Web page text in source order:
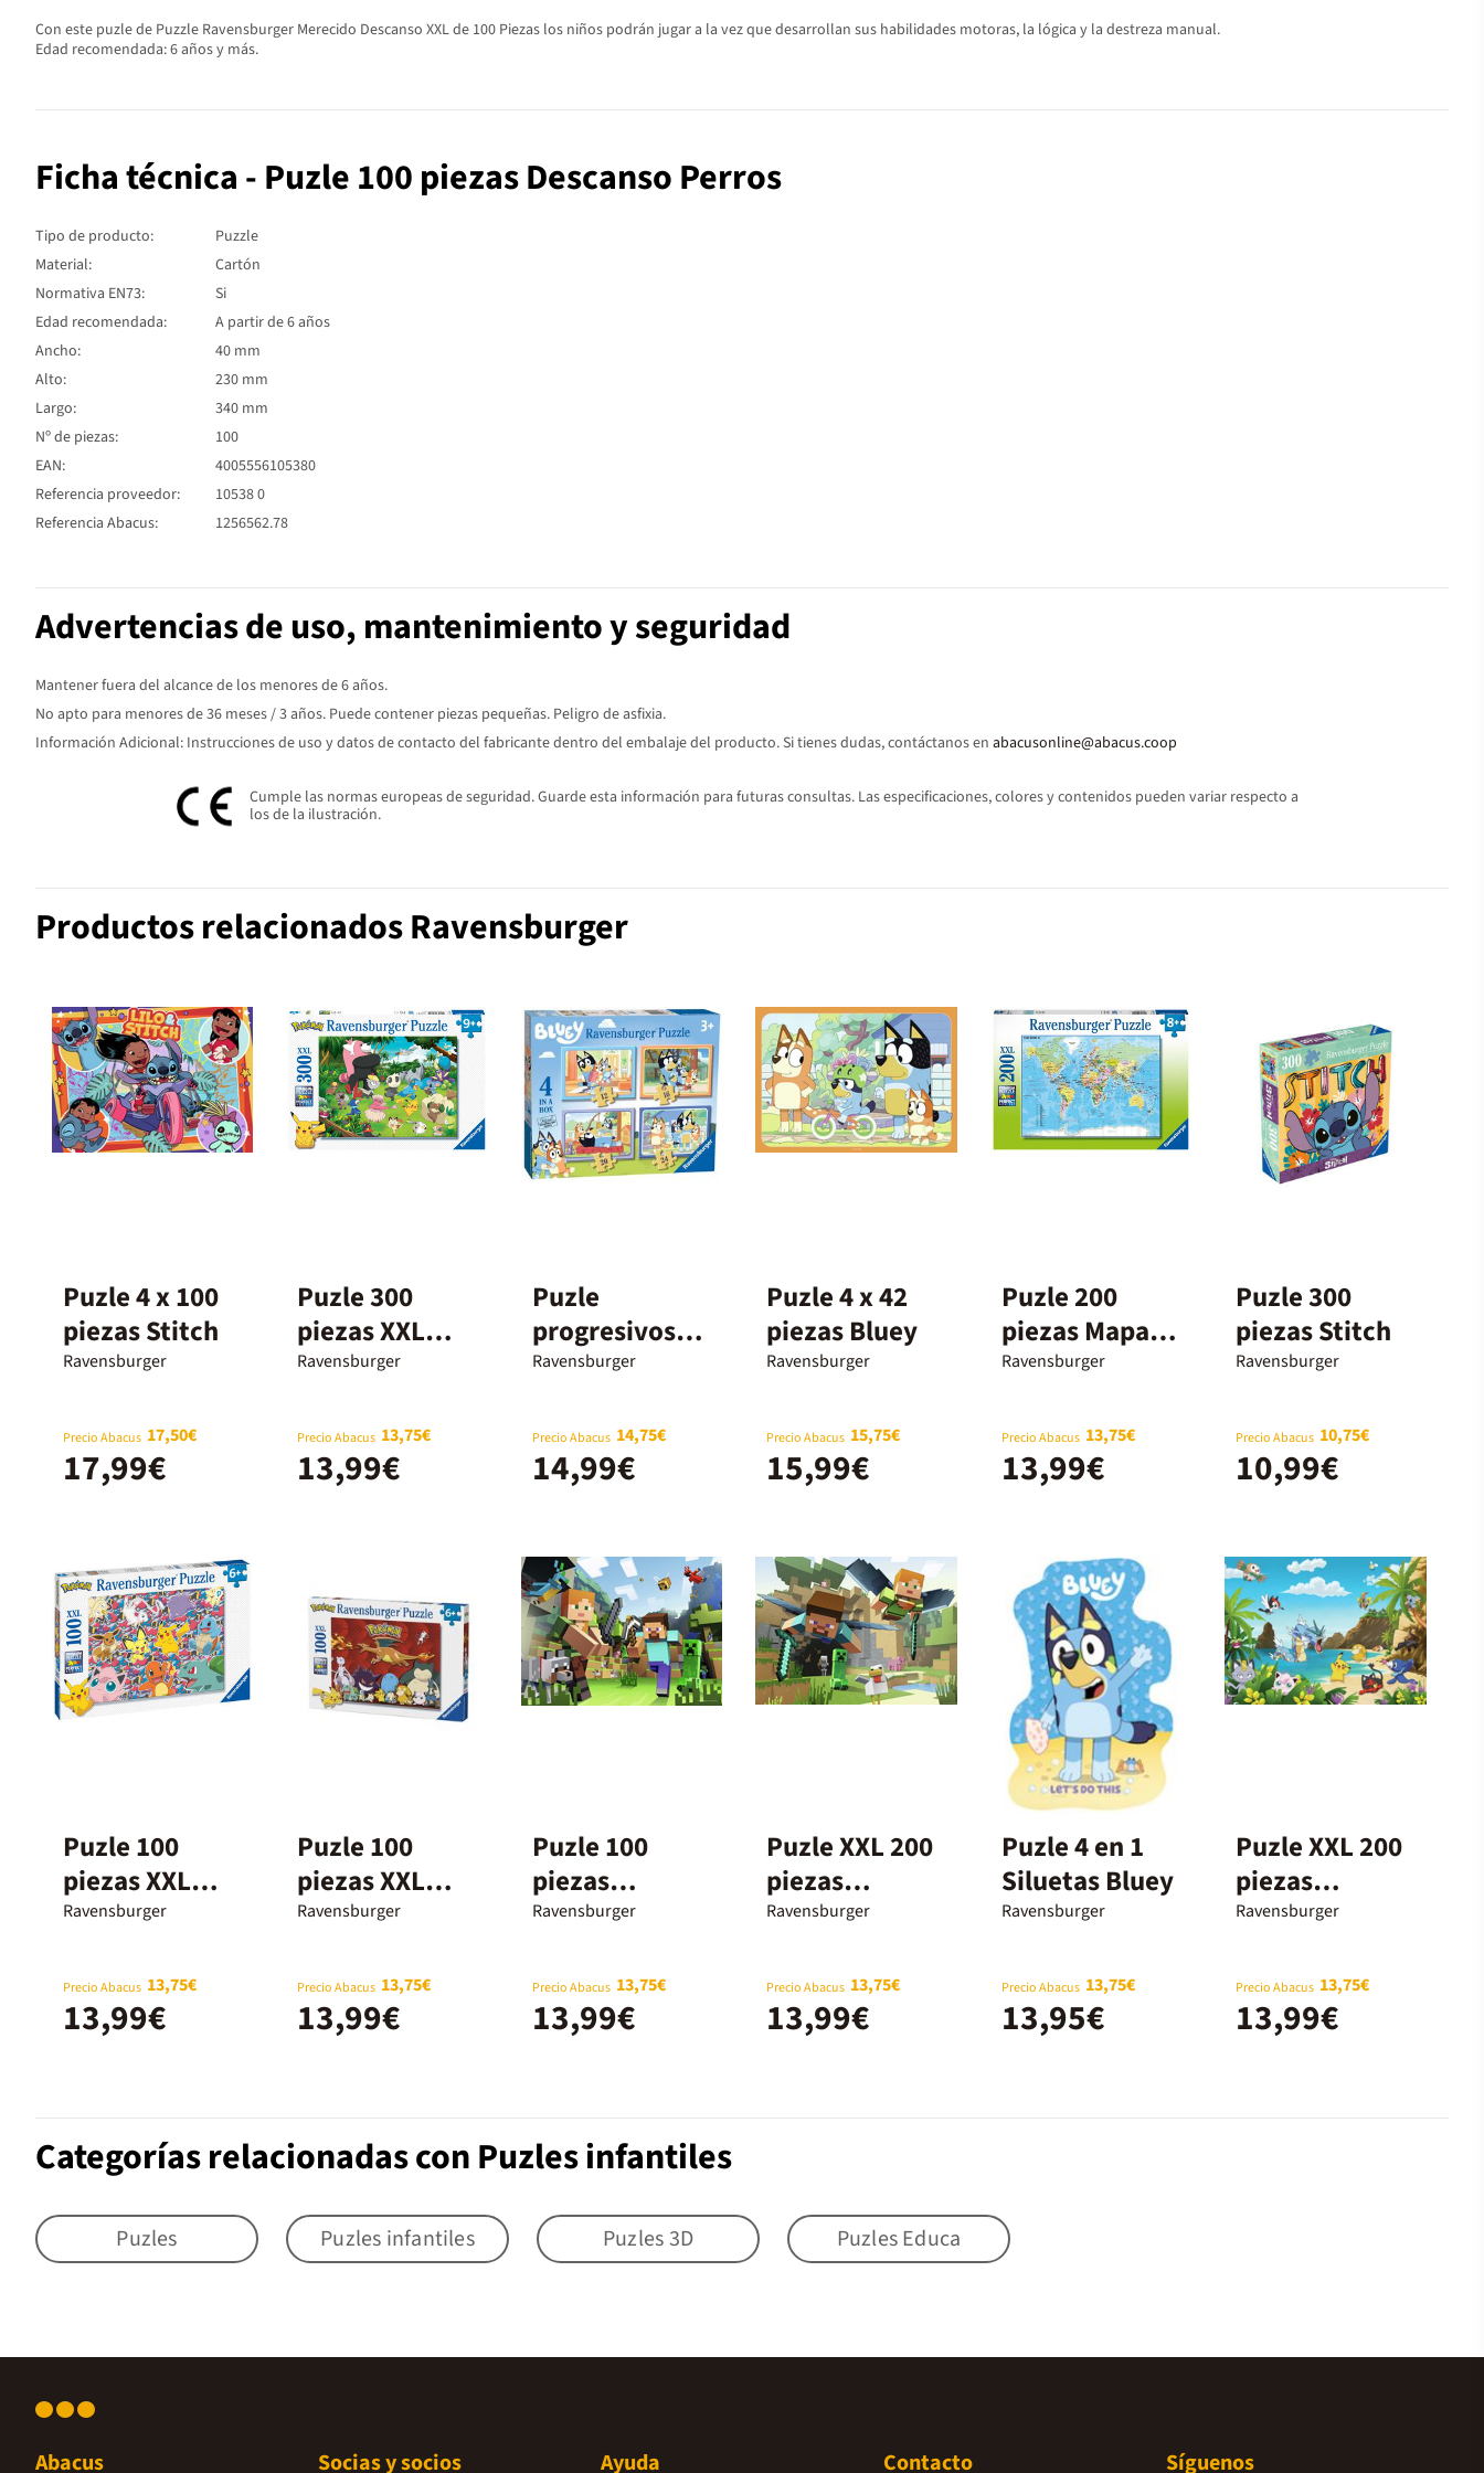
Con este puzle de Puzzle Ravensburger Merecido Descanso XXL de 100 Piezas los niños podrán jugar a la vez que desarrollan sus habilidades motoras, la lógica y la destreza manual.
Edad recomendada: 6 años y más.
Ficha técnica - Puzle 100 piezas Descanso Perros
Tipo de producto:
Puzzle
Material:
Cartón
Normativa EN73:
Si
Edad recomendada:
A partir de 6 años
Ancho:
40 mm
Alto:
230 mm
Largo:
340 mm
Nº de piezas:
100
EAN:
4005556105380
Referencia proveedor:
10538 0
Referencia Abacus:
1256562.78
Advertencias de uso, mantenimiento y seguridad
Mantener fuera del alcance de los menores de 6 años.
No apto para menores de 36 meses / 3 años. Puede contener piezas pequeñas. Peligro de asfixia.
Información Adicional: Instrucciones de uso y datos de contacto del fabricante dentro del embalaje del producto. Si tienes dudas, contáctanos en abacusonline@abacus.coop
Cumple las normas europeas de seguridad. Guarde esta información para futuras consultas. Las especificaciones, colores y contenidos pueden variar respecto a
los de la ilustración.
Productos relacionados Ravensburger
Puzle 4 x 100
piezas Stitch
Ravensburger
Precio Abacus 17,50€
17,99€
Puzle 300
piezas XXL
Pokémon
Ravensburger
Precio Abacus 13,75€
13,99€
Puzle
progresivos
12-16-20-24
Ravensburger
Precio Abacus 14,75€
14,99€
Puzle 4 x 42
piezas Bluey
Ravensburger
Precio Abacus 15,75€
15,99€
Puzle 200
piezas Mapa
del Mundo
Ravensburger
Precio Abacus 13,75€
13,99€
Puzle 300
piezas Stitch
Ravensburger
Precio Abacus 10,75€
10,99€
Puzle 100
piezas XXL
Pokémon
Ravensburger
Precio Abacus 13,75€
13,99€
Puzle 100
piezas XXL
Pokémon
Ravensburger
Precio Abacus 13,75€
13,99€
Puzle 100
piezas
Minecraft
Ravensburger
Precio Abacus 13,75€
13,99€
Puzle XXL 200
piezas
Minecraft
Ravensburger
Precio Abacus 13,75€
13,99€
Puzle 4 en 1
Siluetas Bluey
Ravensburger
Precio Abacus 13,75€
13,95€
Puzle XXL 200
piezas
Pokémon
Ravensburger
Precio Abacus 13,75€
13,99€
Categorías relacionadas con Puzles infantiles
Puzles Puzles infantiles Puzles 3D Puzles Educa
Abacus Socias y socios Ayuda Contacto Síguenos